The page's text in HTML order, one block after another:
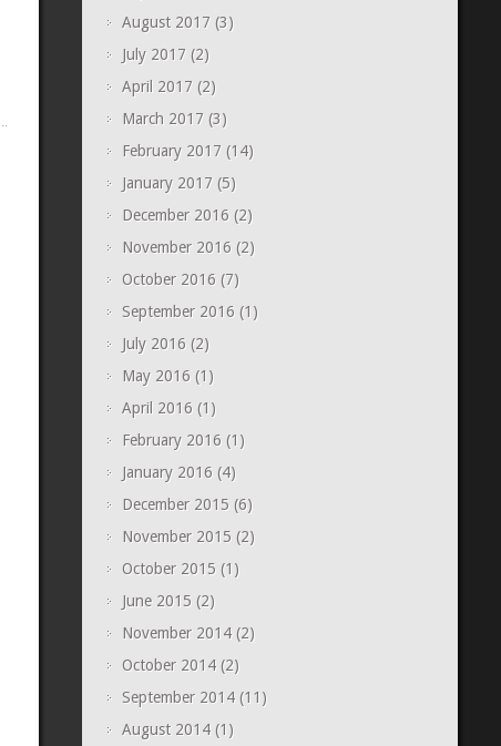
August 2017(3)
July 2017(2)
April 2017(2)
March 2017(3)
February 2017(14)
January 2017(5)
December 2016(2)
November 2016(2)
October 2016(7)
September 2016(1)
July 2016(2)
May 2016(1)
April 2016(1)
February 2016(1)
January 2016(4)
December 2015(6)
November 2015(2)
October 2015(1)
June 2015(2)
November 2014(2)
October 2014(2)
September 2014(11)
August 2014(1)